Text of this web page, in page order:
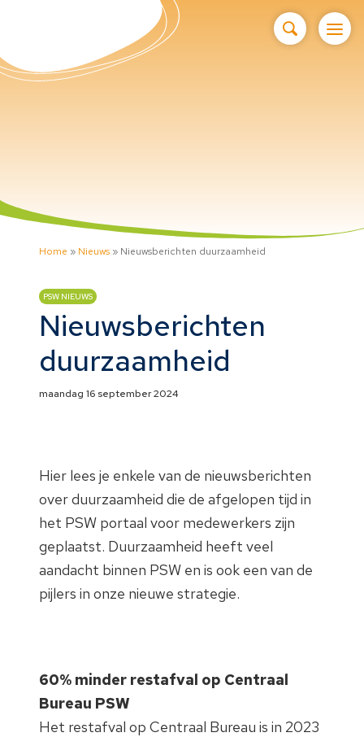
Home » Nieuws » Nieuwsberichten duurzaamheid
PSW NIEUWS
Nieuwsberichten
duurzaamheid
maandag 16 september 2024
Hier lees je enkele van de nieuwsberichten
over duurzaamheid die de afgelopen tijd in
het PSW portaal voor medewerkers zijn
geplaatst. Duurzaamheid heeft veel
aandacht binnen PSW en is ook een van de
pijlers in onze nieuwe strategie.
60% minder restafval op Centraal
Bureau PSW
Het restafval op Centraal Bureau is in 2023